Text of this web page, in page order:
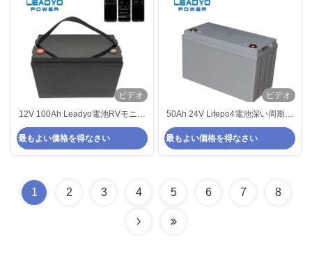
ビデオ
12V 100Ah Leadyo電池RVモニタ
ーAPPとの深い周期Lifepo4電池
最もよい価格を得なさい
ビデオ
50Ah 24V Lifepo4電池深い周期の
リチウム イオン電池は31のLbsを
重くする
最もよい価格を得なさい
1 2 3 4 5 6 7 8